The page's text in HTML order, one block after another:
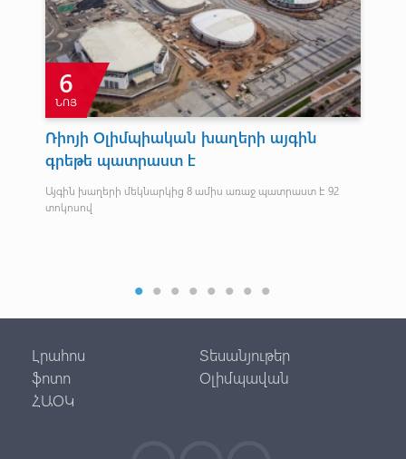
6
ՆՈՅ
Ռիոյի Օլիմպիական խաղերի այգին
գրեթե պատրաստ է
Այգին խաղերի մեկնարկից 8 ամիս առաջ պատրաստ է 92
տոկոսով
Լրահոս
Տեսանյութեր
ֆոտո
Օլիմպավան
ՀԱՕԿ